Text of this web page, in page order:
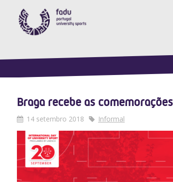
Braga recebe as
14 setembro 2018 Informal